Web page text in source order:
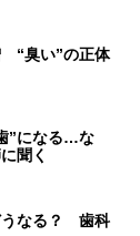
“臭い”の正体
”になる…な
聞く
うなる？ 歯科